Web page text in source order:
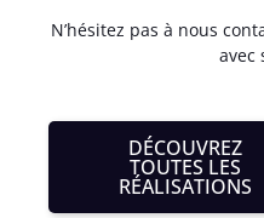
N’hésitez pas à nous
avec
DÉCOUVREZ
TOUTES LES
RÉALISATIONS